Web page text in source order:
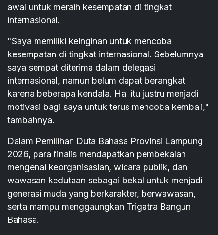
awal untuk meraih kesempatan di tingkat
internasional.
"Saya memiliki keinginan untuk mencoba
kesempatan di tingkat internasional. Sebelumnya
saya sempat diterima dalam delegasi
internasional, namun belum dapat berangkat
karena beberapa kendala. Hal itu justru menjadi
motivasi bagi saya untuk terus mencoba kembali,"
tambahnya.
Dalam Pemilihan Duta Bahasa Provinsi Lampung
2026, para finalis mendapatkan pembekalan
mengenai keorganisasian, wicara publik, dan
wawasan kedutaan sebagai bekal untuk menjadi
generasi muda yang berkarakter, berwawasan,
serta mampu menggaungkan Trigatra Bangun
Bahasa.